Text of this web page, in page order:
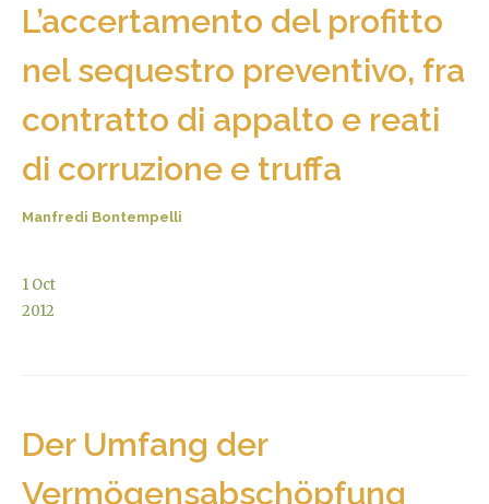
L’accertamento del profitto
nel sequestro preventivo, fra
contratto di appalto e reati
di corruzione e truffa
Manfredi Bontempelli
1 Oct
2012
Der Umfang der
Vermögensabschöpfung